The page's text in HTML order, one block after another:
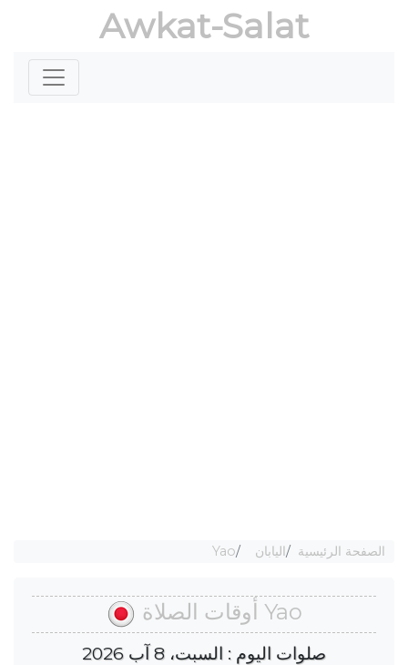
Awkat-Salat
الصفحة الرئيسية اليابان Yao
Yao أوقات الصلاة
صلوات اليوم : السبت، 8 آب 2026